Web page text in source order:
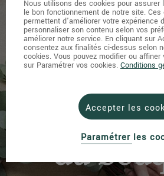
du
Nous utilisons des cookies pour assurer
le bon fonctionnement de notre site. Ces
permettent d'améliorer votre expérience
personnaliser son contenu selon vos
améliorer notre service. En cliquant sur
consentez aux finalités ci-dessus selon
cookies. Vous pouvez modifier ou
sur Paramétrer vos cookies. Conditions
Accepter les
Paramétrer les